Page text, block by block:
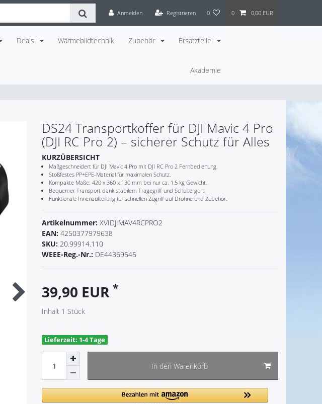
Anmelden Registrieren 0 0 0,00 EUR
Deals Wärmebildtechnik Zubehör Ersatzteile
Akademie
DS24 Transportkoffer für DJI Mavic 4 Pro
(DJI RC Pro 2) – sicherer Schutz für Alles
KURZÜBERSICHT
Maßgeschneidert für DJI Mavic 4 Pro mit DJI RC Pro 2 Fernbedienung.
Stoßfestes PP+EPE-Material für maximalen Schutz.
Kompakte Maße: 420 x 360 x 130 mm bei nur ca. 1,5 kg Gewicht.
Bequemer Transport dank stabilem Tragegriff und Schultergurt.
Funktionale Innenaufteilung für schnellen Zugriff auf Drohne und Zubehör.
Artikelnummer: XVIDJIMAV4RCPRO2
EAN: 4250377979638
SKU: 20.99914.110
WEEE-Reg.-Nr.: DE44369545
39,90 EUR *
Inhalt 1 Stück
Lieferzeit: 1-4 Tage
In den Warenkorb